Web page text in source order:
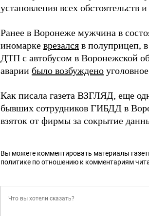
установления всех обстоятельств
Ранее в Воронеже мужчина в
иномарке врезался в полуприцеп, в
ДТП с автобусом в Воронежской
аварии было возбуждено
Как писала газета ВЗГЛЯД, еще
бывших сотрудников ГИБДД в
взяток от фирмы за сокрытие
Вы можете комментировать материалы
политике по отношению к комментариям